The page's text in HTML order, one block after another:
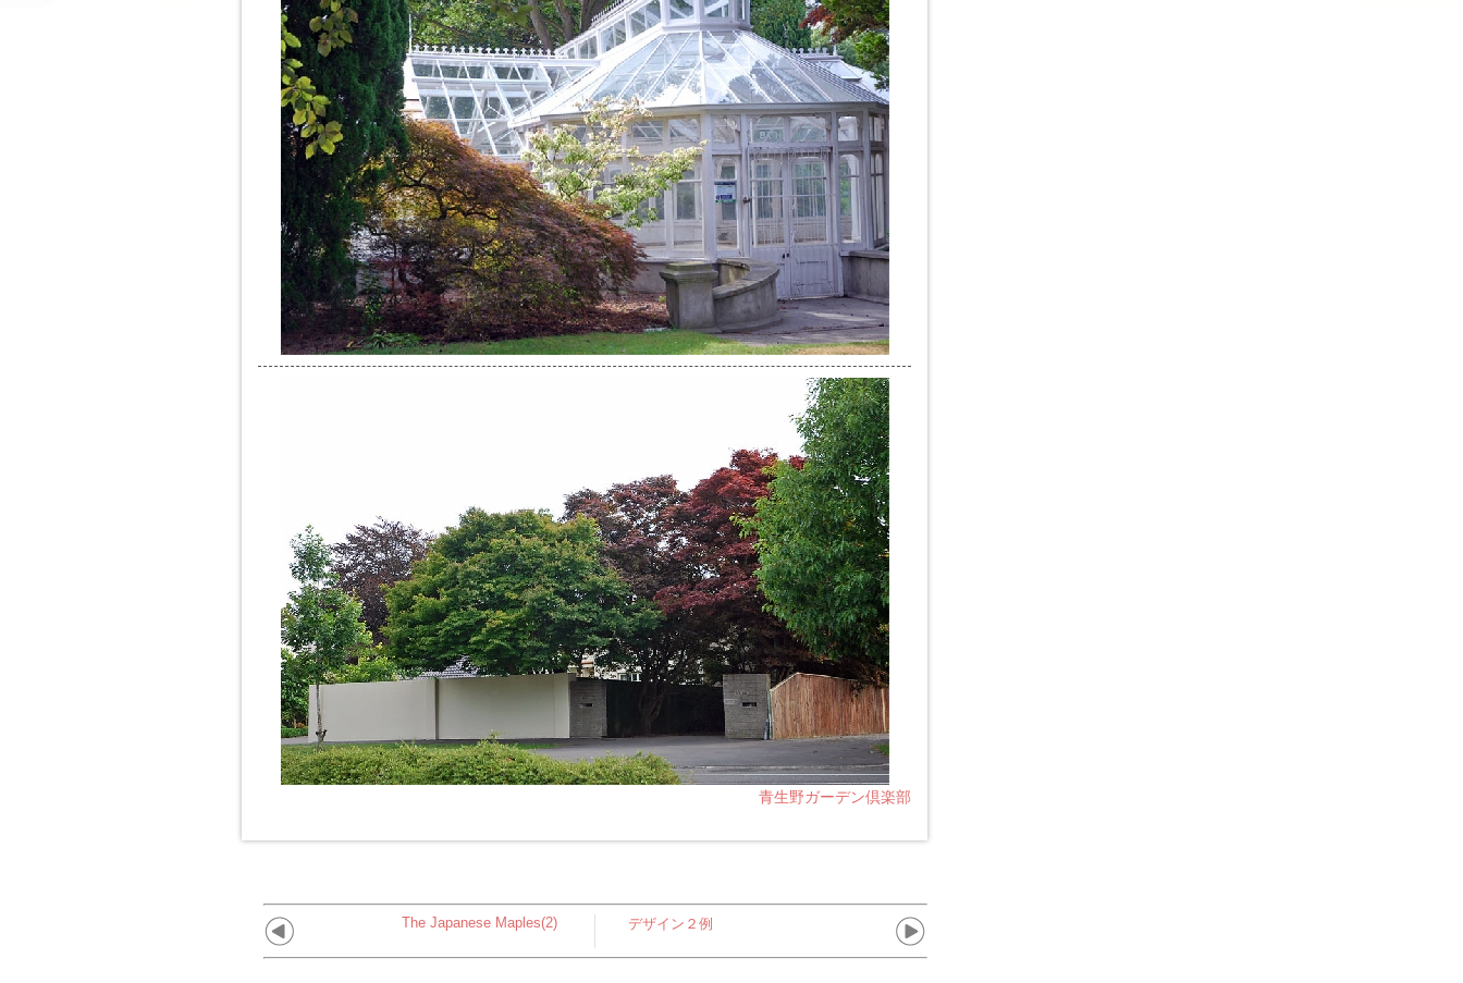
青生野ガーデン倶楽部
The Japanese Maples(2) デザイン２例